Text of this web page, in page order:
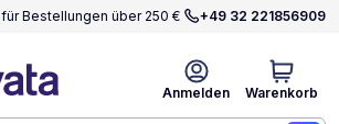
für Bestellungen über 250 € +49 32 221856909
Anmelden Warenkorb